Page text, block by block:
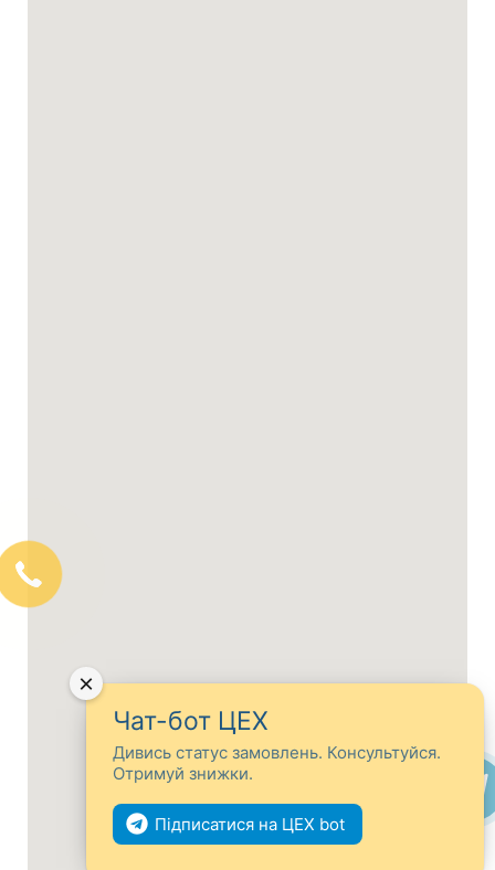
Чат-бот ЦЕХ
Дивись статус замовлень. Консультуйся.
Отримуй знижки.
Підписатися на ЦЕХ bot
×